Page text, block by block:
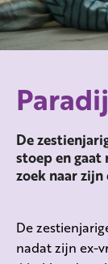
De
stoep en
zoek naar
De
nadat zijn ex-